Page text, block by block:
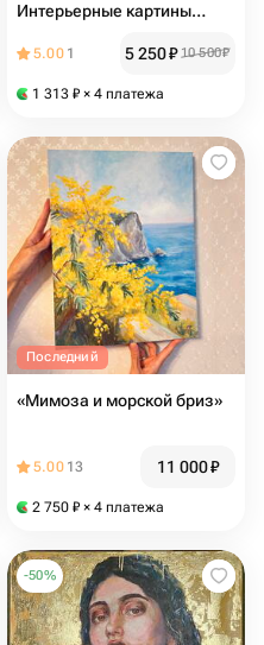
Интерьерные картины
картина настольная
5.00 1 5 250₽ 10 500₽
1 313 ₽ × 4 платежа
Последний
«Мимоза и морской бриз»
5.00 13 11 000₽
2 750 ₽ × 4 платежа
-50%